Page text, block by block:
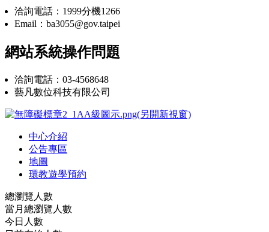
洽詢電話：1999分機1266
Email：ba3055@gov.taipei
網站系統操作問題
洽詢電話：03-4568648
藝凡數位科技有限公司
中心介紹
公告專區
地圖
環教遊學預約
總瀏覽人數
當月總瀏覽人數
今日人數